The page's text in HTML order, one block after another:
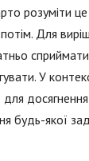
розуміти
Для
У
для
будь-якої